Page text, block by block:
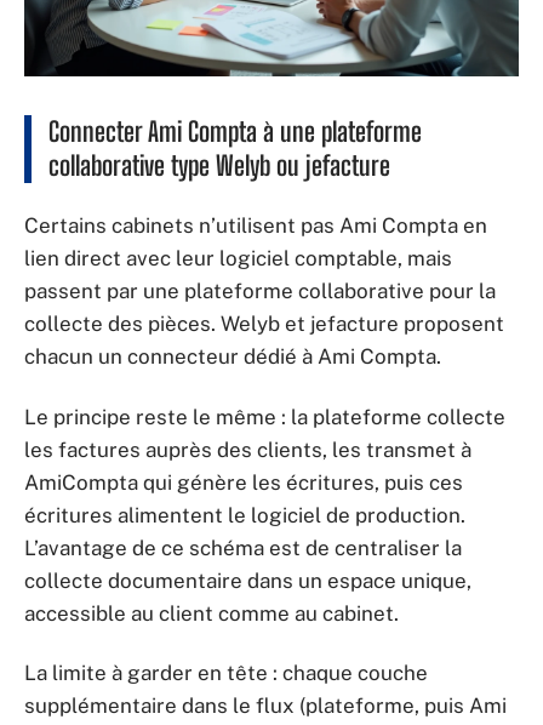
Connecter Ami Compta à une plateforme
collaborative type Welyb ou jefacture
Certains cabinets n’utilisent pas Ami Compta en
lien direct avec leur logiciel comptable, mais
passent par une plateforme collaborative pour la
collecte des pièces. Welyb et jefacture proposent
chacun un connecteur dédié à Ami Compta.
Le principe reste le même : la plateforme collecte
les factures auprès des clients, les transmet à
AmiCompta qui génère les écritures, puis ces
écritures alimentent le logiciel de production.
L’avantage de ce schéma est de centraliser la
collecte documentaire dans un espace unique,
accessible au client comme au cabinet.
La limite à garder en tête : chaque couche
supplémentaire dans le flux (plateforme, puis Ami